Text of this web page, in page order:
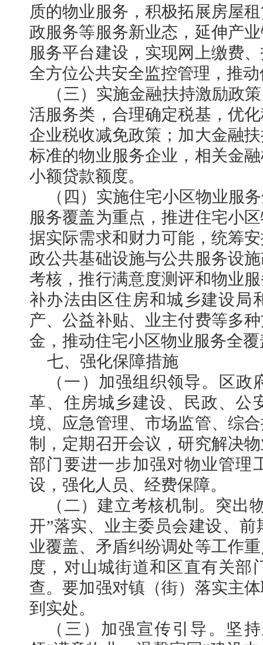
质的物业服务，积极拓展房屋
政服务等服务新业态，延伸产
服务平台建设，实现网上缴费
全方位公共安全监控管理，推
（三）实施金融扶持激励政
活服务类，合理确定税基，优
企业税收减免政策；加大金融
标准的物业服务企业，相关金
小额贷款额度。
（四）实施住宅小区物业服
服务覆盖为重点，推进住宅小
据实际需求和财力可能，统筹
政公共基础设施与公共服务设
考核，推行满意度测评和物业
补办法由区住房和城乡建设局
产、公益补贴、业主付费等多
金，推动住宅小区物业服务全
七、强化保障措施
（一）加强组织领导。区
革、住房城乡建设、民政、公
境、应急管理、市场监管、综
制，定期召开会议，研究解决
部门要进一步加强对物业管理
设，强化人员、经费保障。
（二）建立考核机制。突出
开”落实、业主委员会建设、
业覆盖、矛盾纠纷调处等工作
度，对山城街道和区直有关部
查。要加强对镇（街）落实主
到实处。
（三）加强宣传引导。坚